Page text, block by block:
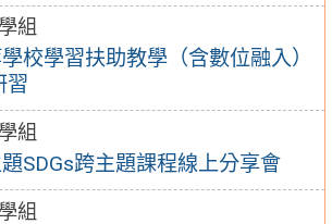
組
校學習扶助教學（含數位融入）
習
組
SDGs跨主題課程線上分享會
組